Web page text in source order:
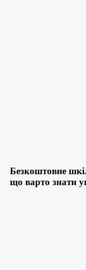
Безкоштовне
що варто знати